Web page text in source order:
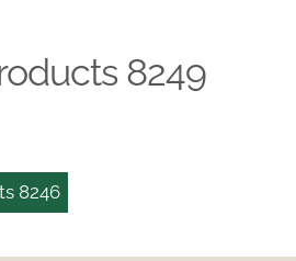
8249
8246